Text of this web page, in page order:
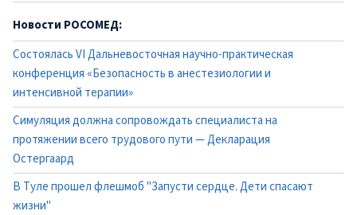
Новости РОСОМЕД:
Состоялась VI Дальневосточная научно-практическая
конференция «Безопасность в анестезиологии и
интенсивной терапии»
Симуляция должна сопровождать специалиста на
протяжении всего трудового пути — Декларация
Остергаард
В Туле прошел флешмоб "Запусти сердце. Дети спасают
жизни"